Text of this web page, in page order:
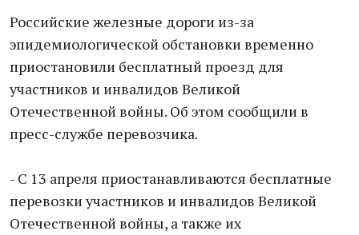
Российские железные дороги из-за
эпидемиологической обстановки временно
приостановили бесплатный проезд для
участников и инвалидов Великой
Отечественной войны. Об этом сообщили в
пресс-службе перевозчика.
- С 13 апреля приостанавливаются бесплатные
перевозки участников и инвалидов Великой
Отечественной войны, а также их